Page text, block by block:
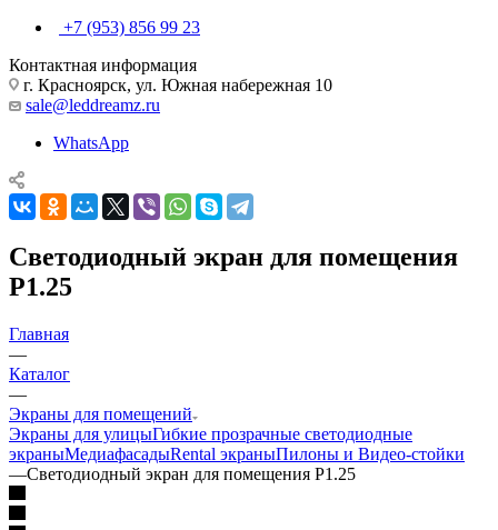
+7 (953) 856 99 23
Контактная информация
г. Красноярск, ул. Южная набережная 10
sale@leddreamz.ru
WhatsApp
Светодиодный экран для помещения
P1.25
Главная
—
Каталог
—
Экраны для помещений
Экраны для улицыГибкие прозрачные светодиодные
экраныМедиафасадыRental экраныПилоны и Видео-стойки
—Светодиодный экран для помещения P1.25